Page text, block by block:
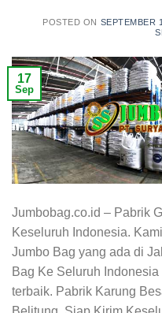
POSTED ON SEPTEMBER
17
Sep
Jumbobag.co.id – Pabrik
Keseluruh Indonesia.
Jumbo Bag yang ada di
Bag Ke Seluruh
terbaik. Pabrik Karung